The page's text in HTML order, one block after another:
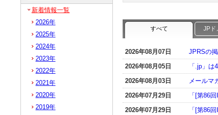
すべて JPド
2026年08月07日
JPRSの
2026年08月05日
「.jp」
2026年08月03日
メールマ
2026年07月29日
「[第86
2026年07月29日
「[第86
新着情報一覧
2026年
2025年
2024年
2023年
2022年
2021年
2020年
2019年